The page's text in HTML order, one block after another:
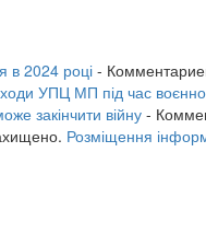
в 2024 році -
УПЦ МП під час
закінчити війну -
Розміщення